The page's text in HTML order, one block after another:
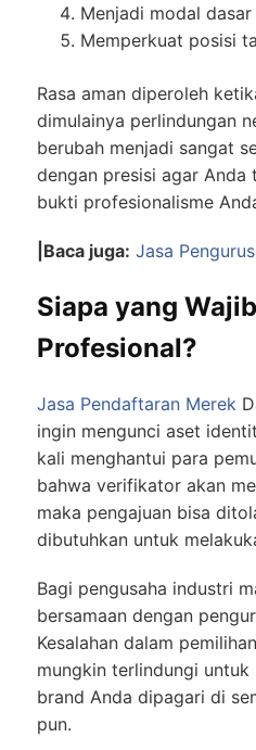
Menjadi modal
Memperkuat posisi
Rasa aman diperoleh
dimulainya perlindungan
berubah menjadi sangat
dengan presisi agar Anda
bukti profesionalisme
|Baca juga: Jasa
Siapa yang
Profesional?
Jasa Pendaftaran Merek
ingin mengunci aset
kali menghantui para
bahwa verifikator akan
maka pengajuan bisa
dibutuhkan untuk
Bagi pengusaha industri
bersamaan dengan
Kesalahan dalam
mungkin terlindungi
brand Anda dipagari di
pun.